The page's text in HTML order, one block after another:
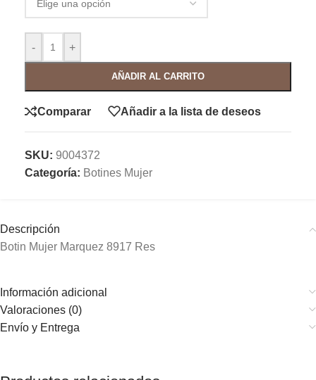
- +
AÑADIR AL CARRITO
Comparar Añadir a la lista de deseos
SKU: 9004372
Categoría: Botines Mujer
Descripción
Botin Mujer Marquez 8917 Res
Información adicional
Valoraciones (0)
Envío y Entrega